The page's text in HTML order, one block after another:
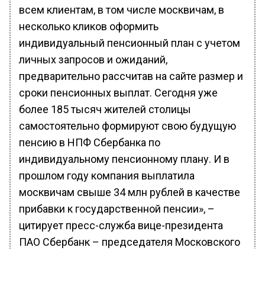
всем клиентам, в том числе москвичам, в
несколько кликов оформить
индивидуальный пенсионный план с учетом
личных запросов и ожиданий,
предварительно рассчитав на сайте размер и
сроки пенсионных выплат. Сегодня уже
более 185 тысяч жителей столицы
самостоятельно формируют свою будущую
пенсию в НПФ Сбербанка по
индивидуальному пенсионному плану. И в
прошлом году компания выплатила
москвичам свыше 34 млн рублей в качестве
прибавки к государственной пенсии», –
цитирует пресс-служба вице-президента
ПАО Сбербанк – председателя Московского